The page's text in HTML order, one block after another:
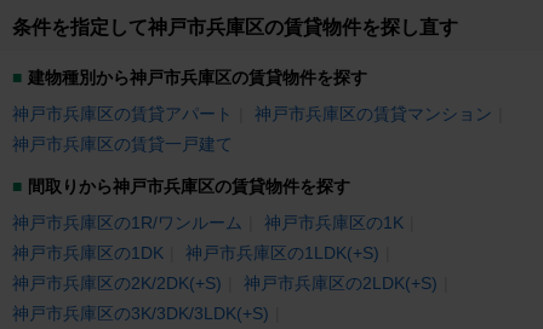
条件を指定して神戸市兵庫区の賃貸物件を探し直す
建物種別から神戸市兵庫区の賃貸物件を探す
神戸市兵庫区の賃貸アパート
神戸市兵庫区の賃貸マンション
神戸市兵庫区の賃貸一戸建て
間取りから神戸市兵庫区の賃貸物件を探す
神戸市兵庫区の1R/ワンルーム
神戸市兵庫区の1K
神戸市兵庫区の1DK
神戸市兵庫区の1LDK(+S)
神戸市兵庫区の2K/2DK(+S)
神戸市兵庫区の2LDK(+S)
神戸市兵庫区の3K/3DK/3LDK(+S)